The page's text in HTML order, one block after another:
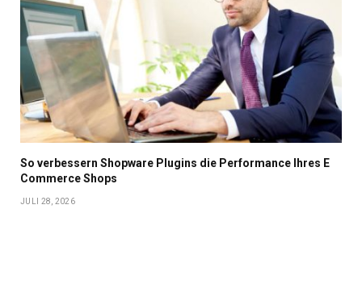
So verbessern Shopware Plugins die Performance Ihres E
Commerce Shops
JULI 28, 2026